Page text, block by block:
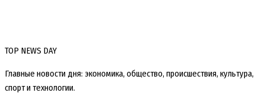
TOP NEWS DAY
Главные новости дня: экономика, общество, происшествия, культура,
спорт и технологии.